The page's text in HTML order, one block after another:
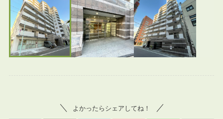
よかったらシェアしてね！